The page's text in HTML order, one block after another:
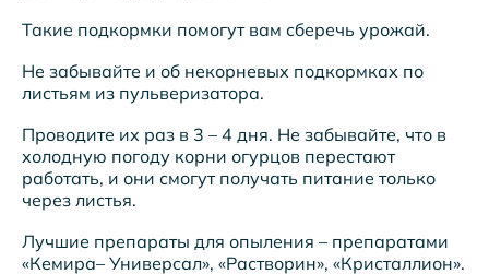
Такие подкормки помогут вам сберечь урожай.
Не забывайте и об некорневых подкормках по
листьям из пульверизатора.
Проводите их раз в 3 – 4 дня. Не забывайте, что в
холодную погоду корни огурцов перестают
работать, и они смогут получать питание только
через листья.
Лучшие препараты для опыления – препаратами
«Кемира– Универсал», «Растворин», «Кристаллион».